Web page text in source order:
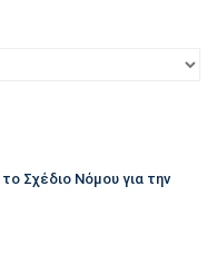
Σχέδιο Νόμου για την